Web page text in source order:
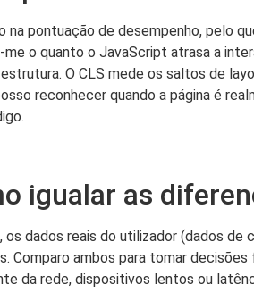
pontuação de desempenho, pelo
o quanto o JavaScript atrasa a
O CLS mede os saltos de
reconhecer quando a página é
igualar as
dados reais do utilizador (dados de
ambos para tomar decisões
da rede, dispositivos lentos ou